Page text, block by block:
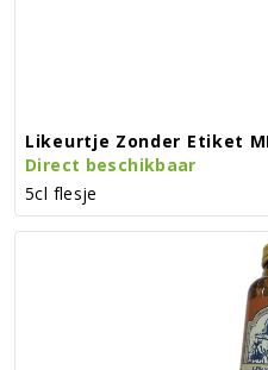
Likeurtje Zonder Etiket
Direct beschikbaar
5cl flesje